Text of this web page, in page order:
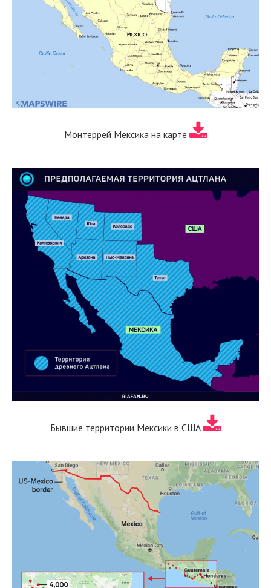
Монтеррей Мексика на карте
Бывшие территории Мексики в США